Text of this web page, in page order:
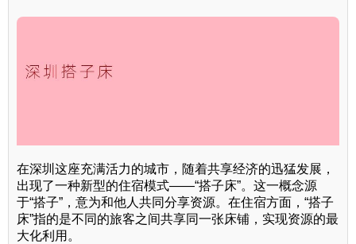
在深圳这座充满活力的城市，随着共享经济的迅猛发展，
出现了一种新型的住宿模式——“搭子床”。这一概念源
于“搭子”，意为和他人共同分享资源。在住宿方面，“搭子
床”指的是不同的旅客之间共享同一张床铺，实现资源的最
大化利用。